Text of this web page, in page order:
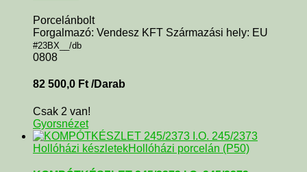
Porcelánbolt
Forgalmazó: Vendesz KFT Származási hely: EU
#23BX__/db
0808
82 500,0 Ft /Darab
Csak 2 van!
Gyorsnézet
Hollóházi készletekHollóházi porcelán (P50)